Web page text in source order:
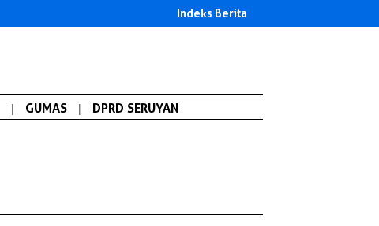
Indeks Berita
| GUMAS | DPRD SERUYAN